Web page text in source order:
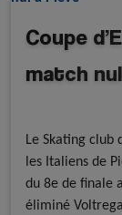
Coupe
match
Le Skating club
les Italiens de
du 8e de finale
éliminé